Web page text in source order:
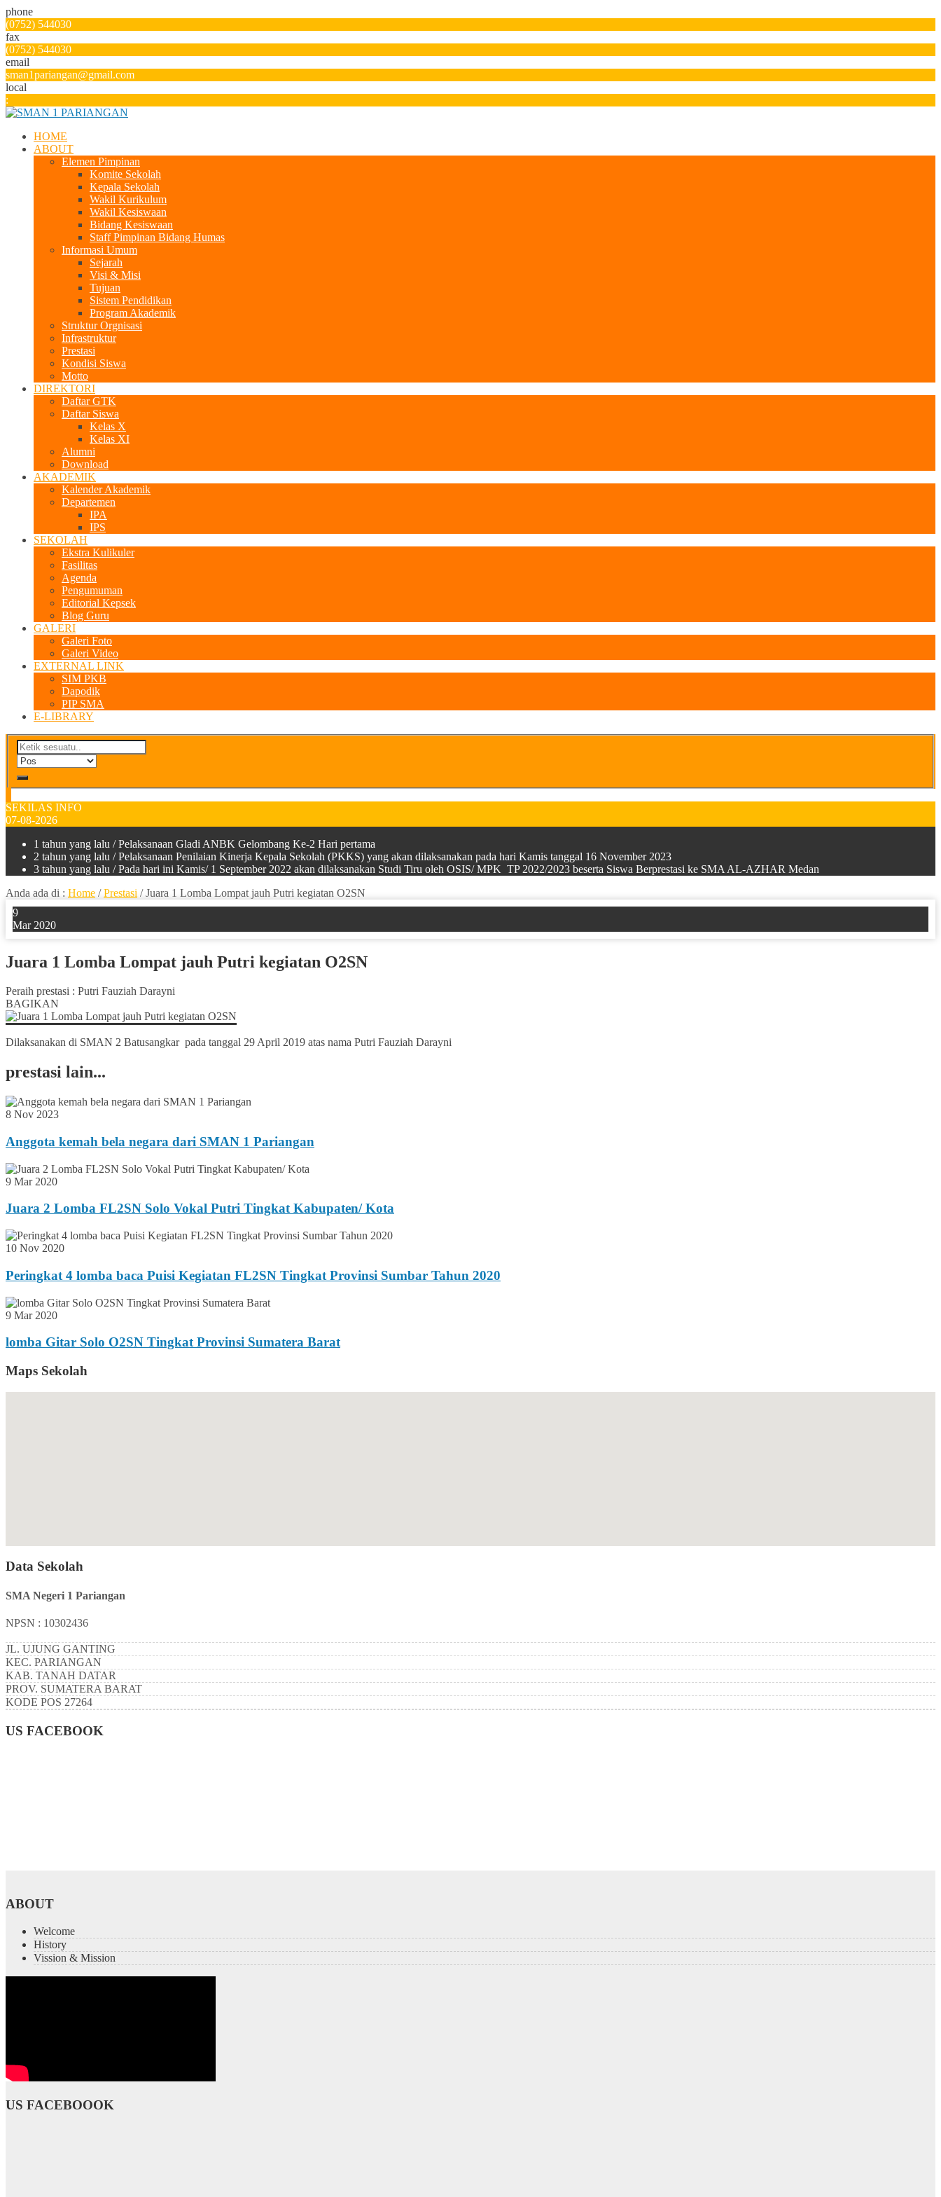
phone
(0752) 544030
fax
(0752) 544030
email
sman1pariangan@gmail.com
local
:
HOME
ABOUT
Elemen Pimpinan
Komite Sekolah
Kepala Sekolah
Wakil Kurikulum
Wakil Kesiswaan
Bidang Kesiswaan
Staff Pimpinan Bidang Humas
Informasi Umum
Sejarah
Visi & Misi
Tujuan
Sistem Pendidikan
Program Akademik
Struktur Orgnisasi
Infrastruktur
Prestasi
Kondisi Siswa
Motto
DIREKTORI
Daftar GTK
Daftar Siswa
Kelas X
Kelas XI
Alumni
Download
AKADEMIK
Kalender Akademik
Departemen
IPA
IPS
SEKOLAH
Ekstra Kulikuler
Fasilitas
Agenda
Pengumuman
Editorial Kepsek
Blog Guru
GALERI
Galeri Foto
Galeri Video
EXTERNAL LINK
SIM PKB
Dapodik
PIP SMA
E-LIBRARY
SEKILAS INFO
07-08-2026
1 tahun yang lalu / Pelaksanaan Gladi ANBK Gelombang Ke-2 Hari pertama
2 tahun yang lalu / Pelaksanaan Penilaian Kinerja Kepala Sekolah (PKKS) yang akan dilaksanakan pada hari Kamis tanggal 16 November 2023
3 tahun yang lalu / Pada hari ini Kamis/ 1 September 2022 akan dilaksanakan Studi Tiru oleh OSIS/ MPK TP 2022/2023 beserta Siswa Berprestasi ke SMA AL-AZHAR Medan
Anda ada di : Home /Prestasi /Juara 1 Lomba Lompat jauh Putri kegiatan O2SN
9
Mar 2020
Juara 1 Lomba Lompat jauh Putri kegiatan O2SN
Peraih prestasi : Putri Fauziah Darayni
BAGIKAN
Dilaksanakan di SMAN 2 Batusangkar pada tanggal 29 April 2019 atas nama Putri Fauziah Darayni
prestasi lain...
8 Nov 2023
Anggota kemah bela negara dari SMAN 1 Pariangan
9 Mar 2020
Juara 2 Lomba FL2SN Solo Vokal Putri Tingkat Kabupaten/ Kota
10 Nov 2020
Peringkat 4 lomba baca Puisi Kegiatan FL2SN Tingkat Provinsi Sumbar Tahun 2020
9 Mar 2020
lomba Gitar Solo O2SN Tingkat Provinsi Sumatera Barat
Maps Sekolah
Data Sekolah
SMA Negeri 1 Pariangan
NPSN : 10302436
JL. UJUNG GANTING
KEC. PARIANGAN
KAB. TANAH DATAR
PROV. SUMATERA BARAT
KODE POS 27264
US FACEBOOK
ABOUT
Welcome
History
Vission & Mission
US FACEBOOOK